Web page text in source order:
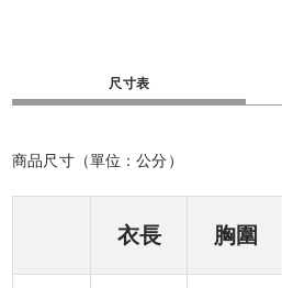
尺寸表
商品尺寸（單位：公分）
衣長 胸圍